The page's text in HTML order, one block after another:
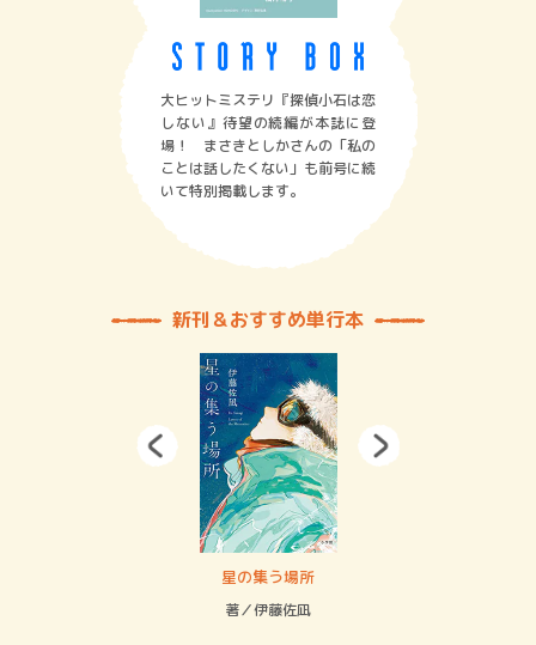
大ヒットミステリ『探偵小石は恋
しない』待望の続編が本誌に登
場！ まさきとしかさんの「私の
ことは話したくない」も前号に続
いて特別掲載します。
新刊＆おすすめ単行本
星の集う場所
著／伊藤佐凪